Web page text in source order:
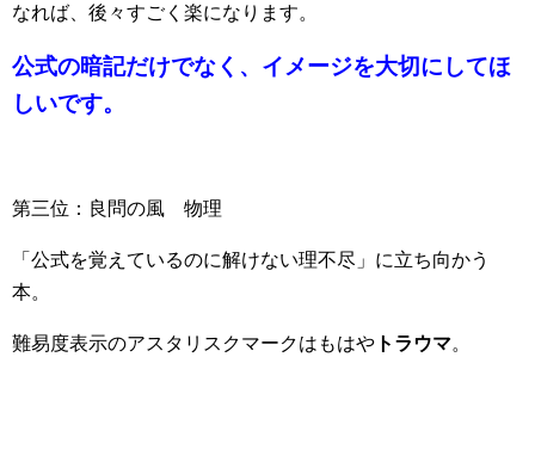
なれば、後々すごく楽になります。
公式の暗記だけでなく、イメージを大切にしてほ
しいです。
第三位：良問の風 物理
「公式を覚えているのに解けない理不尽」に立ち向かう
本。
難易度表示のアスタリスクマークはもはや トラウマ。